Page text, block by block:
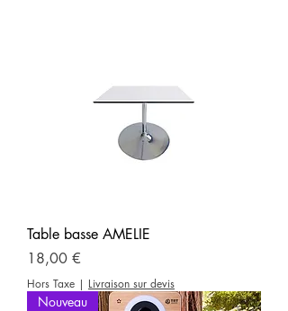
Table basse AMELIE
Prix
18,00 €
Hors Taxe | Livraison sur devis
Nouveau